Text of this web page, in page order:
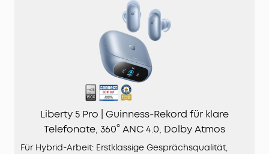
Liberty 5 Pro | Guinness-Rekord für klare
Telefonate, 360° ANC 4.0, Dolby Atmos
Für Hybrid-Arbeit: Erstklassige Gesprächsqualität,